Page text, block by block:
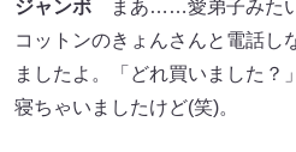
ジャンボ まあ……愛弟子みたい
コットンのきょんさんと電話し
ましたよ。「どれ買いました？
寝ちゃいましたけど(笑)。